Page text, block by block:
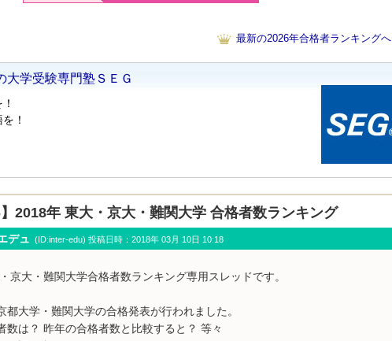
最新の2026年合格者ランキングへ
】2018年 東大・京大・難関大学 合格者数ランキング
デュ (ID:inter-edu) 投稿日時：2018年 03月 10日 10:18
京大・難関大学合格者数ランキング専用スレッドです。
都大学・難関大学の合格発表が行われました。
数は？ 昨年の合格者数と比較すると？ 等々